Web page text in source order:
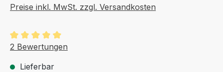
Preise inkl. MwSt. zzgl. Versandkosten
Durchschnittliche Bewertung von 5 von 5 Sternen
2 Bewertungen
Lieferbar